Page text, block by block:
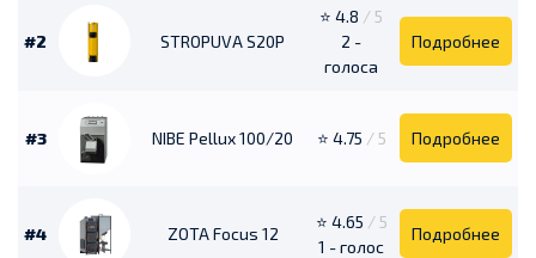
#2 STROPUVA S20P
⭐ 4.8 / 5
2 -
голоса
Подробнее
#3 NIBE Pellux 100/20 ⭐ 4.75 / 5 Подробнее
#4 ZOTA Focus 12
⭐ 4.65 / 5
1 - голос
Подробнее